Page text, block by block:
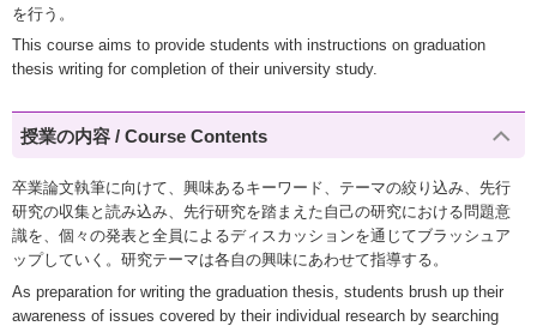
を行う。
This course aims to provide students with instructions on graduation
thesis writing for completion of their university study.
授業の内容 / Course Contents
卒業論文執筆に向けて、興味あるキーワード、テーマの絞り込み、先行
研究の収集と読み込み、先行研究を踏まえた自己の研究における問題意
識を、個々の発表と全員によるディスカッションを通じてブラッシュア
ップしていく。研究テーマは各自の興味にあわせて指導する。
As preparation for writing the graduation thesis, students brush up their
awareness of issues covered by their individual research by searching